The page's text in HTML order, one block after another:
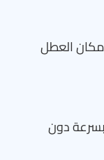
العطل
دون